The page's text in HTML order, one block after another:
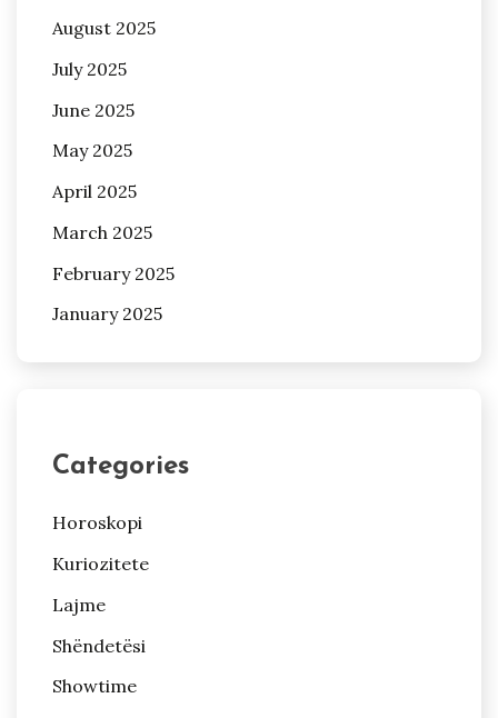
August 2025
July 2025
June 2025
May 2025
April 2025
March 2025
February 2025
January 2025
Categories
Horoskopi
Kuriozitete
Lajme
Shëndetësi
Showtime